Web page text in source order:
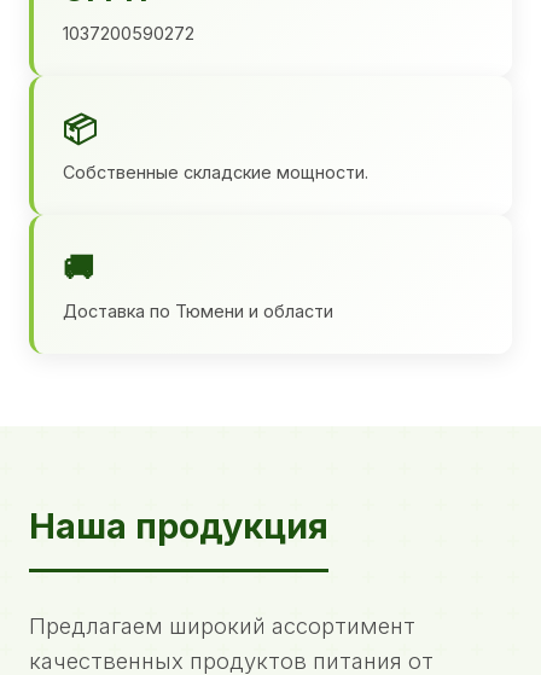
1037200590272
📦
Собственные складские мощности.
🚚
Доставка по Тюмени и области
Наша продукция
Предлагаем широкий ассортимент
качественных продуктов питания от